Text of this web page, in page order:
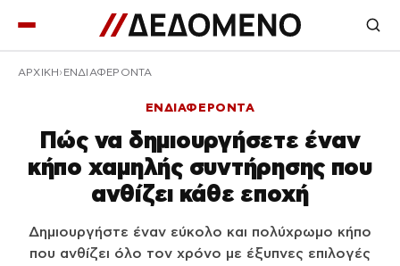
ΑΡΧΙΚΉ ΕΝΔΙΑΦΕΡΟΝΤΑ
ΕΝΔΙΑΦΕΡΟΝΤΑ
Πώς να δημιουργήσετε έναν
κήπο χαμηλής συντήρησης που
ανθίζει κάθε εποχή
Δημιουργήστε έναν εύκολο και πολύχρωμο κήπο
που ανθίζει όλο τον χρόνο με έξυπνες επιλογές